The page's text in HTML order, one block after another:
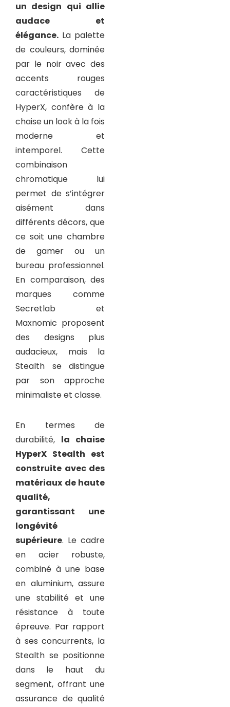
un design qui allie
audace et
élégance. La palette
de couleurs, dominée
par le noir avec des
accents rouges
caractéristiques de
HyperX, confère à la
chaise un look à la fois
moderne et
intemporel. Cette
combinaison
chromatique lui
permet de s’intégrer
aisément dans
différents décors, que
ce soit une chambre
de gamer ou un
bureau professionnel.
En comparaison, des
marques comme
Secretlab et
Maxnomic proposent
des designs plus
audacieux, mais la
Stealth se distingue
par son approche
minimaliste et classe.
En termes de
durabilité, la chaise
HyperX Stealth est
construite avec des
matériaux de haute
qualité,
garantissant une
longévité
supérieure. Le cadre
en acier robuste,
combiné à une base
en aluminium, assure
une stabilité et une
résistance à toute
épreuve. Par rapport
à ses concurrents, la
Stealth se positionne
dans le haut du
segment, offrant une
assurance de qualité